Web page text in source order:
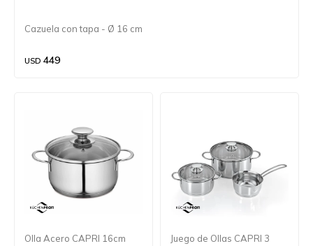
Cazuela con tapa - Ø 16 cm
USD 449
Olla Acero CAPRI 16cm
Juego de Ollas CAPRI 3